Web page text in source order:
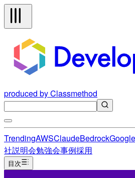
produced by Classmethod
TrendingAWSClaudeBedrock
社説明会勉強会事例採用
目次